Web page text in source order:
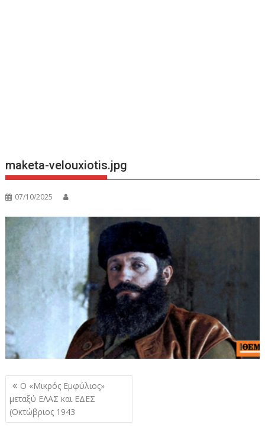
maketa-velouxiotis.jpg
07/10/2025
Πλοήγηση
άρθρων
Ο «Μικρός Εμφύλιος»
μεταξύ ΕΛΑΣ και ΕΔΕΣ
(Οκτώβριος 1943